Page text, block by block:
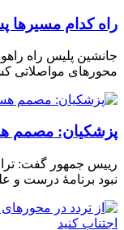
راه کدام
جانشین پلیس راه
محورهای مواصلاتی
پزشکیان: مصمم
رییس جمهور گفت:
نبود برنامۀ درست و